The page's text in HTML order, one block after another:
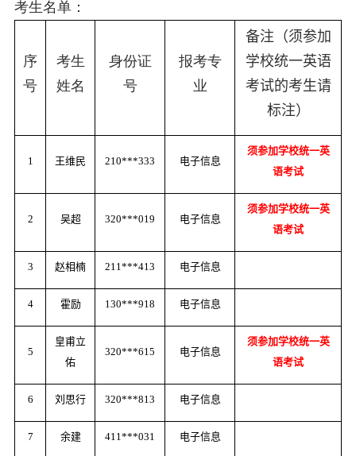
考生名单：
序
号
考生
姓名
身份证
号
报考专
业
备注（须参加
学校统一英语
考试的考生请
标注）
1 王维民 210***333 电子信息
须参加学校统一英
语考试
2 吴超 320***019 电子信息
须参加学校统一英
语考试
3 赵相楠 211***413 电子信息
4 霍励 130***918 电子信息
5
皇甫立
佑
320***615 电子信息
须参加学校统一英
语考试
6 刘思行 320***813 电子信息
7 余建 411***031 电子信息